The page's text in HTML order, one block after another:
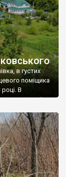
в густих
поміщика
В
школа, потім
Коли із